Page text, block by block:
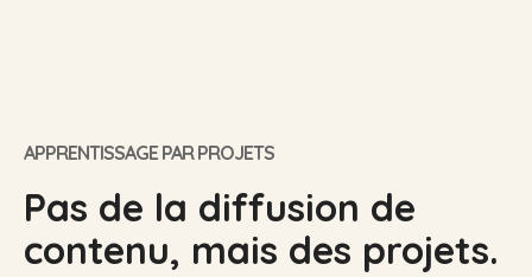
APPRENTISSAGE PAR PROJETS
Pas de la diffusion de
contenu, mais des projets.